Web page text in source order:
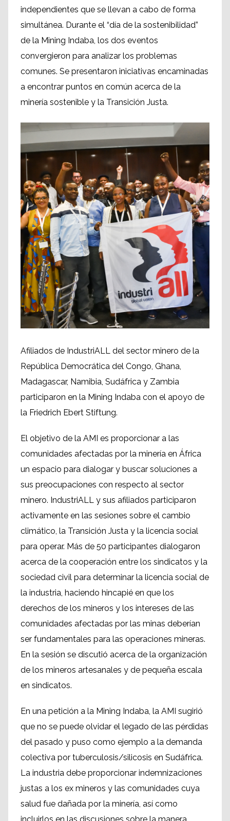
independientes que se llevan a cabo de forma
simultánea. Durante el “día de la sostenibilidad”
de la Mining Indaba, los dos eventos
convergieron para analizar los problemas
comunes. Se presentaron iniciativas encaminadas
a encontrar puntos en común acerca de la
minería sostenible y la Transición Justa.
Afiliados de IndustriALL del sector minero de la
República Democrática del Congo, Ghana,
Madagascar, Namibia, Sudáfrica y Zambia
participaron en la Mining Indaba con el apoyo de
la Friedrich Ebert Stiftung.
El objetivo de la AMI es proporcionar a las
comunidades afectadas por la minería en África
un espacio para dialogar y buscar soluciones a
sus preocupaciones con respecto al sector
minero. IndustriALL y sus afiliados participaron
activamente en las sesiones sobre el cambio
climático, la Transición Justa y la licencia social
para operar. Más de 50 participantes dialogaron
acerca de la cooperación entre los sindicatos y la
sociedad civil para determinar la licencia social de
la industria, haciendo hincapié en que los
derechos de los mineros y los intereses de las
comunidades afectadas por las minas deberían
ser fundamentales para las operaciones mineras.
En la sesión se discutió acerca de la organización
de los mineros artesanales y de pequeña escala
en sindicatos.
En una petición a la Mining Indaba, la AMI sugirió
que no se puede olvidar el legado de las pérdidas
del pasado y puso como ejemplo a la demanda
colectiva por tuberculosis/silicosis en Sudáfrica.
La industria debe proporcionar indemnizaciones
justas a los ex mineros y las comunidades cuya
salud fue dañada por la minería, así como